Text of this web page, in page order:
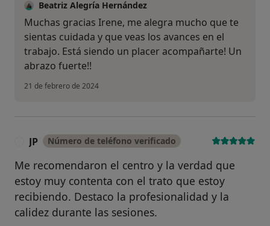
Beatriz Alegría Hernández
Muchas gracias Irene, me alegra mucho que te
sientas cuidada y que veas los avances en el
trabajo. Está siendo un placer acompañarte! Un
abrazo fuerte!!
21 de febrero de 2024
JP Número de teléfono verificado
Me recomendaron el centro y la verdad que
estoy muy contenta con el trato que estoy
recibiendo. Destaco la profesionalidad y la
calidez durante las sesiones.